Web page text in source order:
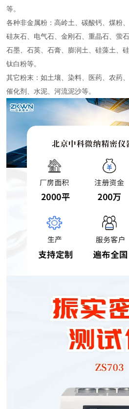
等。
各种非金属粉：高岭土、碳酸钙、煤粉
硅灰石、电气石、金刚石、重晶石、萤
石墨、石英、石膏、膨润土、硅藻土、
钛白粉等。
其它粉末：如土壤、染料、医药、农药
催化剂、水泥、河流泥沙等。